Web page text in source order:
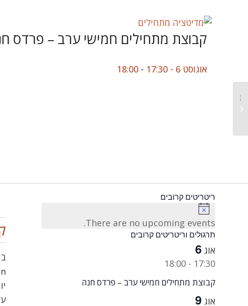
קבוצת מתחילים חמישי ערב – פרדס
אוגוסט 6 - 17:30 -
18:00
ריטריטים קרובים
There are no upcoming events.
תרגולים וריטריטים קרובים
אוג 6
17:30
-
18:00
קבוצת מתחילים חמישי ערב – פרדס חנה
אוג 9